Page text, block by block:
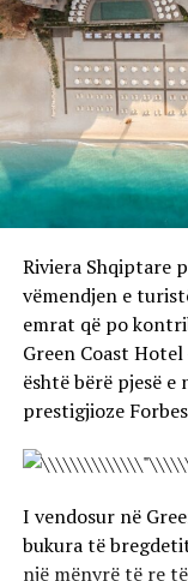
Riviera Shqiptare
vëmendjen e
emrat që po
Green Coast
është bërë pjesë
prestigjioze
I vendosur në
bukura të
një mënyrë të re